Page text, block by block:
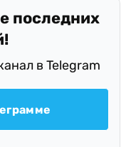
последних
в Telegram